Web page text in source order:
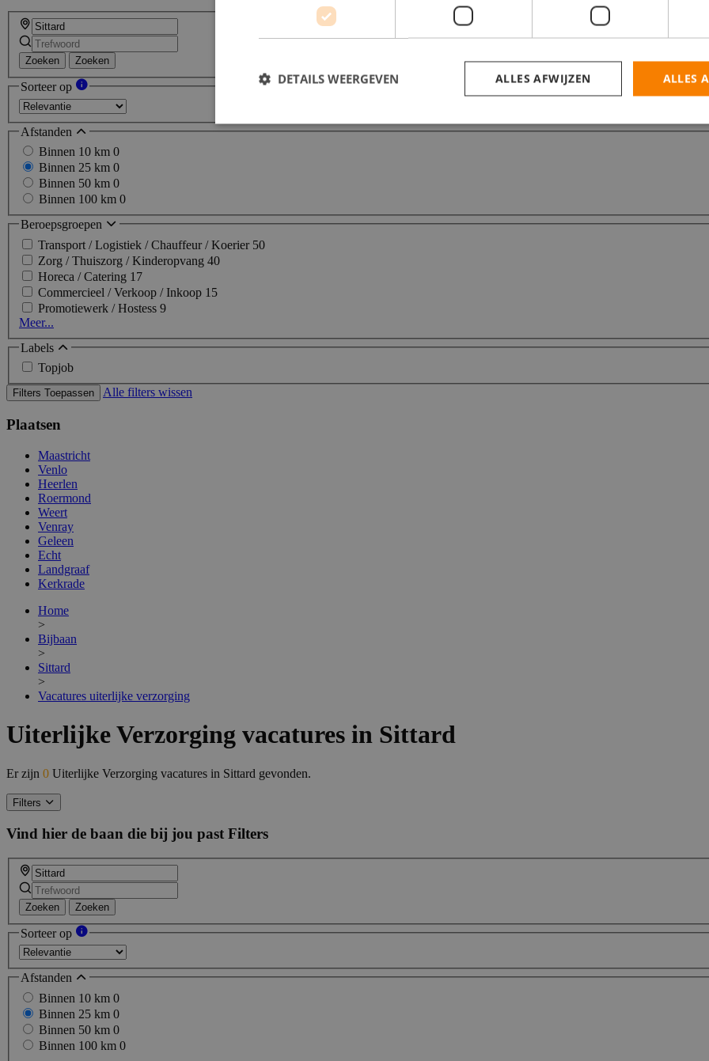
Zoeken Zoeken
Sorteer op
Afstanden
Binnen 10 km 0
Binnen 25 km 0
Binnen 50 km 0
Binnen 100 km 0
Beroepsgroepen
Transport / Logistiek / Chauffeur / Koerier 50
Zorg / Thuiszorg / Kinderopvang 40
Horeca / Catering 17
Commercieel / Verkoop / Inkoop 15
Promotiewerk / Hostess 9
Meer...
Labels
Topjob
Filters Toepassen Alle filters wissen
Plaatsen
Maastricht
Venlo
Heerlen
Roermond
Weert
Venray
Geleen
Echt
Landgraaf
Kerkrade
Home
>
Bijbaan
>
Sittard
>
Vacatures uiterlijke verzorging
Uiterlijke Verzorging vacatures in Sittard
Er zijn 0 Uiterlijke Verzorging vacatures in Sittard gevonden.
Filters
Vind hier de baan die bij jou past Filters
Zoeken Zoeken
Sorteer op
Afstanden
Binnen 10 km 0
Binnen 25 km 0
Binnen 50 km 0
Binnen 100 km 0
ALLES
ALLES AFWIJZEN
DETAILS WEERGEVEN